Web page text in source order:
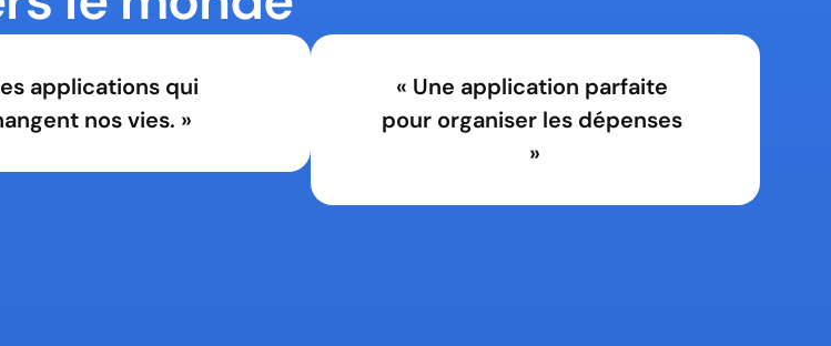
applications qui
nos vies. »
« Une application parfaite
pour organiser les dépenses
»